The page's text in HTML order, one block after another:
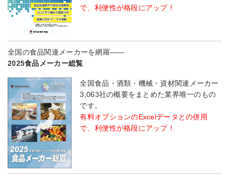
で、利便性が格段にアップ！
全国の食品関連メーカーを網羅――
2025食品メーカー総覧
全国食品・酒類・機械・資材関連メーカー
3,063社の概要をまとめた業界唯一のもの
です。
有料オプションのExcelデータとの併用
で、利便性が格段にアップ！